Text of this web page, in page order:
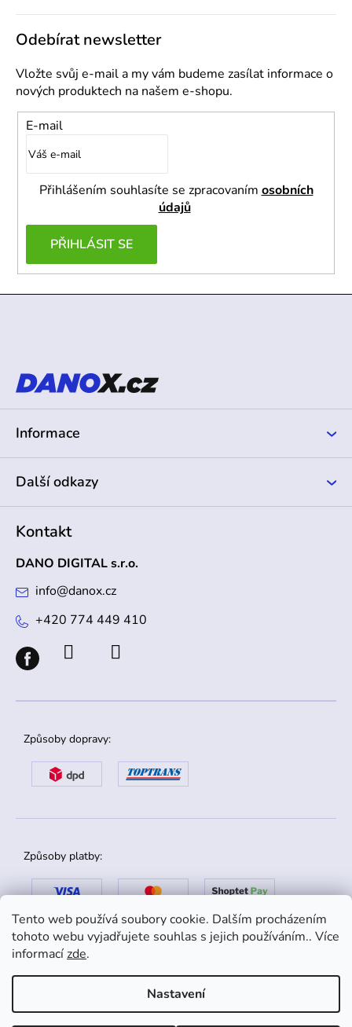
Tento web používá soubory cookie. Dalším procházením
tohoto webu vyjadřujete souhlas s jejich používáním.. Více
informacízde.
Nastavení
Odebírat newsletter
Vložte svůj e-mail a my vám budeme zasílat informace o
nových produktech na našem e-shopu.
E-mail
Přihlášením souhlasíte se zpracovaním osobních
údajů
PŘIHLÁSIT SE
t
Informace
Další odkazy
Kontakt
DANO DIGITAL s.r.o.
info@danox.cz
+420 774 449 410
Způsoby dopravy:
Způsoby platby:
Copyright 2026danox.cz. Všechna práva vyhrazena.